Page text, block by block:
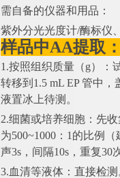
需自备的仪器和用品：
紫外分光光度计/酶标仪
样品中AA提取
1.按照组织质量（g）：
转移到1.5 mL EP 管中
液置冰上待测。
2.细菌或培养细胞：先
为500~1000：1的比例
声3s，间隔10s，重复
3.血清等液体：直接检测